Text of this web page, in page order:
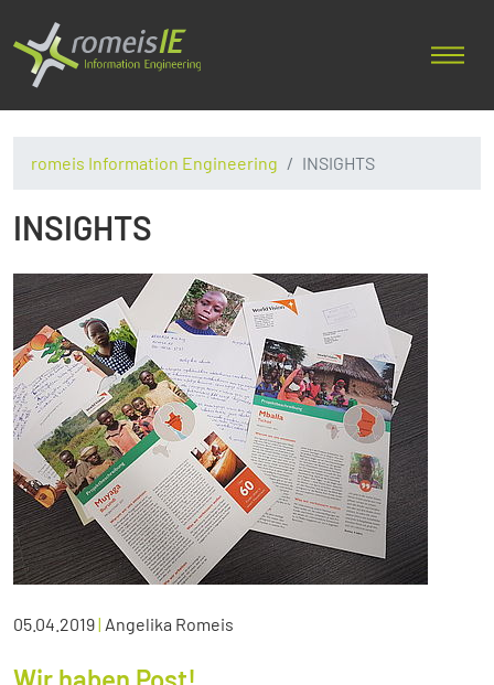
romeis Information Engineering INSIGHTS
INSIGHTS
05.04.2019| Angelika Romeis